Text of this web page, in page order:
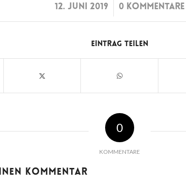
12. JUNI 2019
/ 0 KOMMENTARE
Eintrag teilen
0
KOMMENTARE
Kommentar